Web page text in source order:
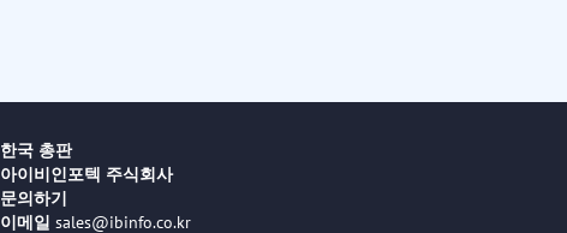
한국 총판
아이비인포텍 주식회사
문의하기
이메일 sales@ibinfo.co.kr